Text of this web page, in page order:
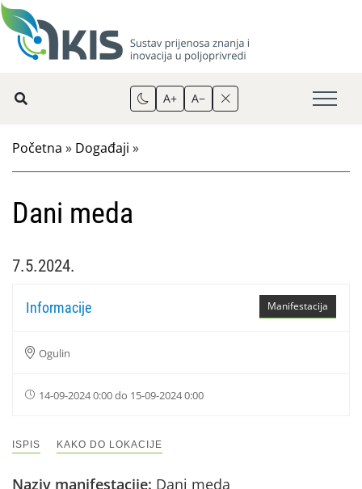
A+ A−
Početna » Događaji »
Dani meda
7.5.2024.
Manifestacija
Informacije
Ogulin
14-09-2024 0:00 do 15-09-2024 0:00
ISPIS KAKO DO LOKACIJE
Naziv manifestacije: Dani meda